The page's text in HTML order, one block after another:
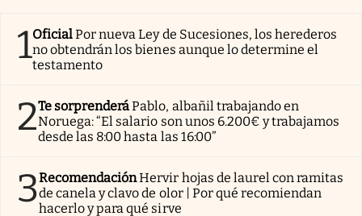
1OficialPor nueva Ley de Sucesiones, los herederos
no obtendrán los bienes aunque lo determine el
testamento
2Te sorprenderáPablo, albañil trabajando en
Noruega: “El salario son unos 6.200€ y trabajamos
desde las 8:00 hasta las 16:00”
3RecomendaciónHervir hojas de laurel con ramitas
de canela y clavo de olor | Por qué recomiendan
hacerlo y para qué sirve